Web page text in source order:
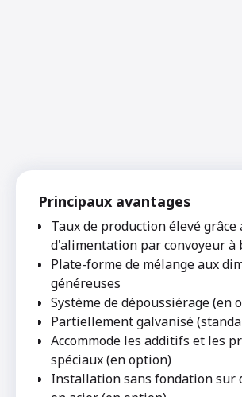
Principaux avantages
Taux de production élevé grâce
d'alimentation par convoyeur à
Plate-forme de mélange aux
généreuses
Système de dépoussiérage (en
Partiellement galvanisé
Accommode les additifs et les
spéciaux (en option)
Installation sans fondation sur